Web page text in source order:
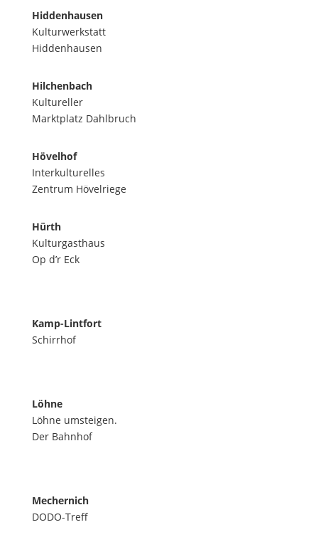
Hiddenhausen
Kulturwerkstatt
Hiddenhausen
Hilchenbach
Kultureller
Marktplatz Dahlbruch
Hövelhof
Interkulturelles
Zentrum Hövelriege
Hürth
Kulturgasthaus
Op d’r Eck
Kamp-Lintfort
Schirrhof
Löhne
Löhne umsteigen.
Der Bahnhof
Mechernich
DODO-Treff